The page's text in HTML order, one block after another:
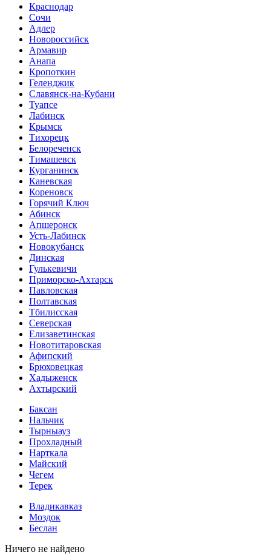
Краснодар
Сочи
Адлер
Новороссийск
Армавир
Анапа
Кропоткин
Геленджик
Славянск-на-Кубани
Туапсе
Лабинск
Крымск
Тихорецк
Белореченск
Тимашевск
Курганинск
Каневская
Кореновск
Горячий Ключ
Абинск
Апшеронск
Усть-Лабинск
Новокубанск
Динская
Гулькевичи
Приморско-Ахтарск
Павловская
Полтавская
Тбилисская
Северская
Елизаветинская
Новотитаровская
Афипский
Брюховецкая
Хадыженск
Ахтырский
Баксан
Нальчик
Тырныауз
Прохладный
Нарткала
Майский
Чегем
Терек
Владикавказ
Моздок
Беслан
Ничего не найдено